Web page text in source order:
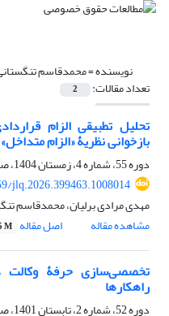
نویسنده =محمدقاسم
تعداد مقالات: 2
تحلیل تطبیقی الزام
بازخوانی نظریۀ «الزام
دوره 55، شماره 4، زمستان 1404، صفحه
jlq.2026.399463.1008014
مهدی مرادی برلیان، محمدقاسم
مشاهده مقاله
اصل مقاله M
تخصصی‌سازی حرفۀ وکالت
راهکارها
دوره 52، شماره 2، تابستان 1401، صفحه